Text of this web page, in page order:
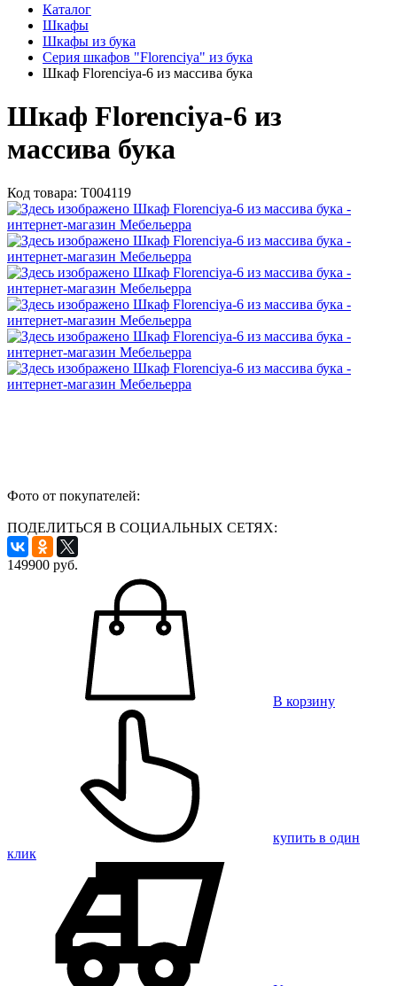
Каталог
Шкафы
Шкафы из бука
Серия шкафов "Florenciya" из бука
Шкаф Florenciya-6 из массива бука
Шкаф Florenciya-6 из
массива бука
Код товара: Т004119
Фото от покупателей:
ПОДЕЛИТЬСЯ В СОЦИАЛЬНЫХ СЕТЯХ:
149900 руб.
В корзину
купить в один
клик